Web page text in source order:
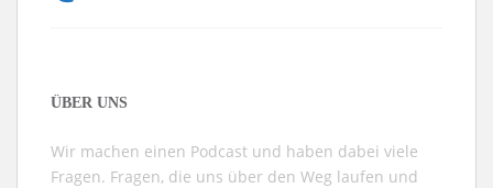
ÜBER UNS
Wir machen einen Podcast und haben dabei viele
Fragen. Fragen, die uns über den Weg laufen und